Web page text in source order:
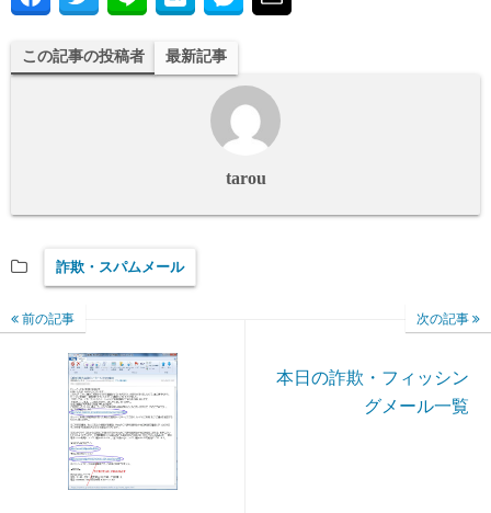
この記事の投稿者 最新記事
tarou
詐欺・スパムメール
前の記事 次の記事
本日の詐欺・フィッシン
グメール一覧